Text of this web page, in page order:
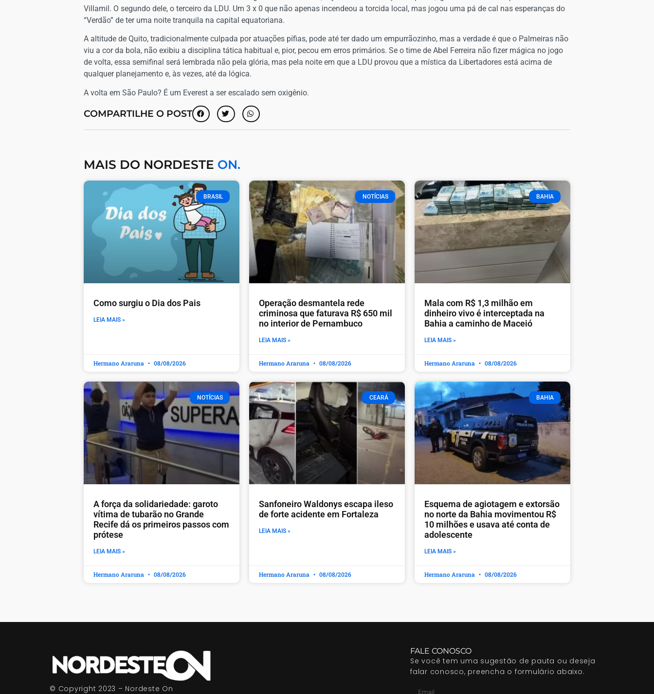
Villamil. O segundo dele, o terceiro da LDU. Um 3 x 0 que não apenas incendeou a torcida local, mas jogou uma pá de cal nas esperanças do
“Verdão” de ter uma noite tranquila na capital equatoriana.
A altitude de Quito, tradicionalmente culpada por atuações pífias, pode até ter dado um empurrãozinho, mas a verdade é que o Palmeiras não
viu a cor da bola, não exibiu a disciplina tática habitual e, pior, pecou em erros primários. Se o time de Abel Ferreira não fizer mágica no jogo
de volta, essa semifinal será lembrada não pela glória, mas pela noite em que a LDU provou que a mística da Libertadores está acima de
qualquer planejamento e, às vezes, até da lógica.
A volta em São Paulo? É um Everest a ser escalado sem oxigênio.
COMPARTILHE O POST
MAIS DO NORDESTE ON.
BRASIL
Como surgiu o Dia dos Pais
LEIA MAIS »
Hermano Araruna 08/08/2026
NOTÍCIAS
Operação desmantela rede
criminosa que faturava R$ 650 mil
no interior de Pernambuco
LEIA MAIS »
Hermano Araruna 08/08/2026
BAHIA
Mala com R$ 1,3 milhão em
dinheiro vivo é interceptada na
Bahia a caminho de Maceió
LEIA MAIS »
Hermano Araruna 08/08/2026
NOTÍCIAS
A força da solidariedade: garoto
vítima de tubarão no Grande
Recife dá os primeiros passos com
prótese
LEIA MAIS »
Hermano Araruna 08/08/2026
CEARÁ
Sanfoneiro Waldonys escapa ileso
de forte acidente em Fortaleza
LEIA MAIS »
Hermano Araruna 08/08/2026
BAHIA
Esquema de agiotagem e extorsão
no norte da Bahia movimentou R$
10 milhões e usava até conta de
adolescente
LEIA MAIS »
Hermano Araruna 08/08/2026
© Copyright 2023 – Nordeste On
FALE CONOSCO
Se você tem uma sugestão de pauta ou deseja
falar conosco, preencha o formulário abaixo.